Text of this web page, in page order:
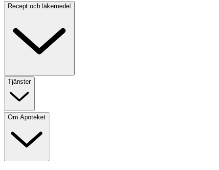
Recept och läkemedel
Tjänster
Om Apoteket